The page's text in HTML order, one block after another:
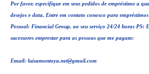
Por favor, especifique em seus pedidos de empréstimo a
desejos e data. Entre em contato conosco para empréstimos
Pessoal: Financial Group, ao seu serviço 24/24 horas PS:
sucessores emprestar para as pessoas que me pagam:
Email: luisamontoya.net@gmail.com